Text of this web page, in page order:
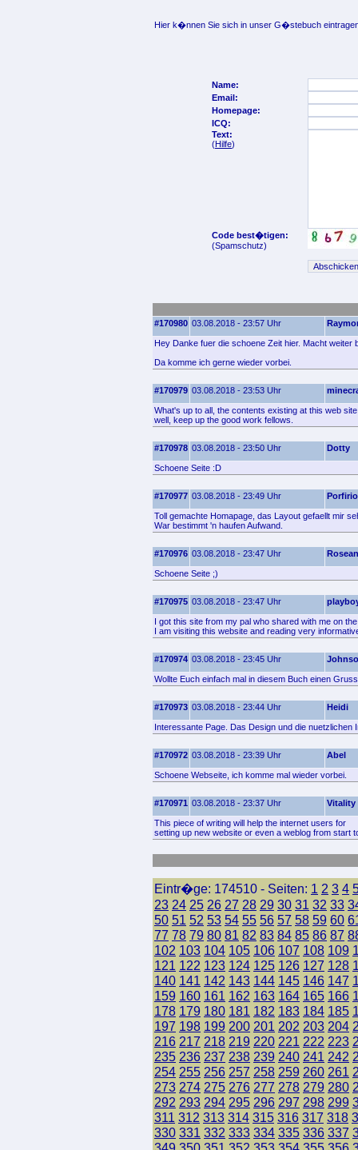
Hier k�nnen Sie sich in unser G�stebuch
Name:
Email:
Homepage:
ICQ:
Text:
(Hilfe)
Code best�tigen:
(Spamschutz)
#170980 03.08.2018 - 23:57 Uhr
Hey Danke fuer die schoene Zeit hier. Macht weiter
Da komme ich gerne wieder vorbei.
#170979 03.08.2018 - 23:53 Uhr
What's up to all, the contents existing at this web
well, keep up the good work fellows.
#170978 03.08.2018 - 23:50 Uhr Dotty
Schoene Seite :D
#170977 03.08.2018 - 23:49 Uhr Porfirio
Toll gemachte Homapage, das Layout gefaellt mir
War bestimmt 'n haufen Aufwand.
#170976 03.08.2018 - 23:47 Uhr
Schoene Seite ;)
#170975 03.08.2018 - 23:47 Uhr
I got this site from my pal who shared with me on
I am visiting this website and reading very
#170974 03.08.2018 - 23:45 Uhr
Wollte Euch einfach mal in diesem Buch einen
#170973 03.08.2018 - 23:44 Uhr Heidi
Interessante Page. Das Design und die nuetzlichen
#170972 03.08.2018 - 23:39 Uhr Abel
Schoene Webseite, ich komme mal wieder vorbei.
#170971 03.08.2018 - 23:37 Uhr Vitality
This piece of writing will help the internet users for
setting up new website or even a weblog from start
Eintr�ge: 174510 - Seiten: 1 2 3 4
23 24 25 26 27 28 29 30 31 32 33
50 51 52 53 54 55 56 57 58 59 60
77 78 79 80 81 82 83 84 85 86 87
102 103 104 105 106 107 108 109
121 122 123 124 125 126 127 128
140 141 142 143 144 145 146 147
159 160 161 162 163 164 165 166
178 179 180 181 182 183 184 185
197 198 199 200 201 202 203 204
216 217 218 219 220 221 222 223
235 236 237 238 239 240 241 242
254 255 256 257 258 259 260 261
273 274 275 276 277 278 279 280
292 293 294 295 296 297 298 299
311 312 313 314 315 316 317 318
330 331 332 333 334 335 336 337